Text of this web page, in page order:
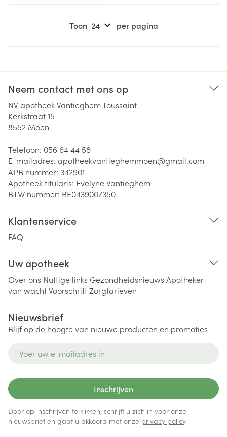
Toon per pagina
Neem contact met ons op
NV apotheek Vantieghem Toussaint
Kerkstraat 15
8552 Moen
Telefoon: 056 64 44 58
E-mailadres: apotheekvantieghemmoen@gmail.com
APB nummer: 342901
Apotheek titularis: Evelyne Vantieghem
BTW nummer: BE0439007350
Klantenservice
FAQ
Uw apotheek
Over ons Nuttige links Gezondheidsnieuws Apotheker
van wachtVoorschriftZorgtarieven
Nieuwsbrief
Blijf op de hoogte van nieuwe producten en promoties
Inschrijven
Door op inschrijven te klikken, schrijft u zich in voor onze
nieuwsbrief en gaat u akkoord met onze privacy policy.